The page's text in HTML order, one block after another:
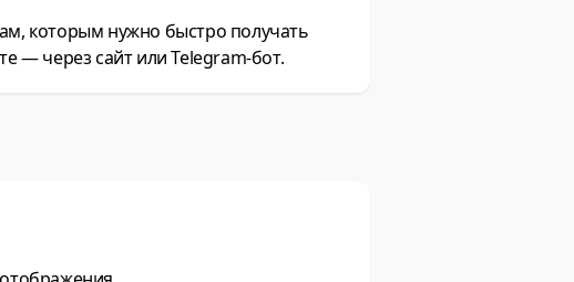
которым нужно быстро получать
— через сайт или Telegram-бот.